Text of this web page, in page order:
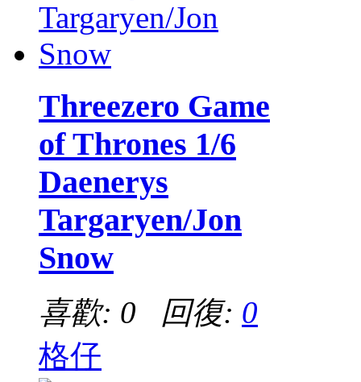
Threezero Game
of Thrones 1/6
Daenerys
Targaryen/Jon
Snow
喜歡: 0 回復: 0
格仔